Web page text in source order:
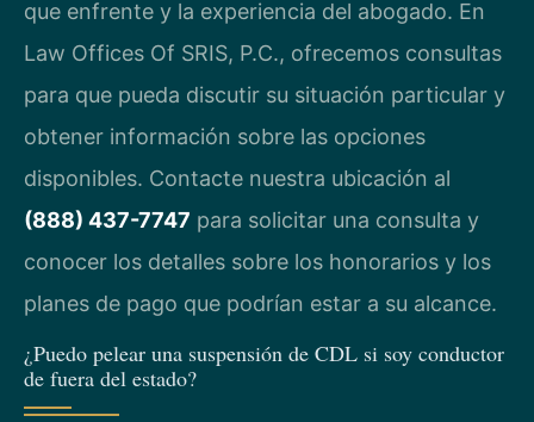
que enfrente y la experiencia del abogado. En
Law Offices Of SRIS, P.C., ofrecemos consultas
para que pueda discutir su situación particular y
obtener información sobre las opciones
disponibles. Contacte nuestra ubicación al
(888) 437-7747 para solicitar una consulta y
conocer los detalles sobre los honorarios y los
planes de pago que podrían estar a su alcance.
¿Puedo pelear una suspensión de CDL si soy conductor
de fuera del estado?